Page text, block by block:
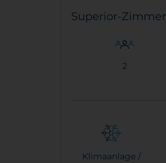
Superior-Zimmer
2
Klimaanlage /